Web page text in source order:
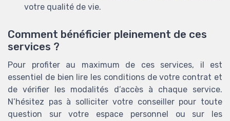
votre qualité de vie.
Comment bénéficier pleinement de ces
services ?
Pour profiter au maximum de ces services, il est
essentiel de bien lire les conditions de votre contrat et
de vérifier les modalités d’accès à chaque service.
N’hésitez pas à solliciter votre conseiller pour toute
question sur votre espace personnel ou sur les